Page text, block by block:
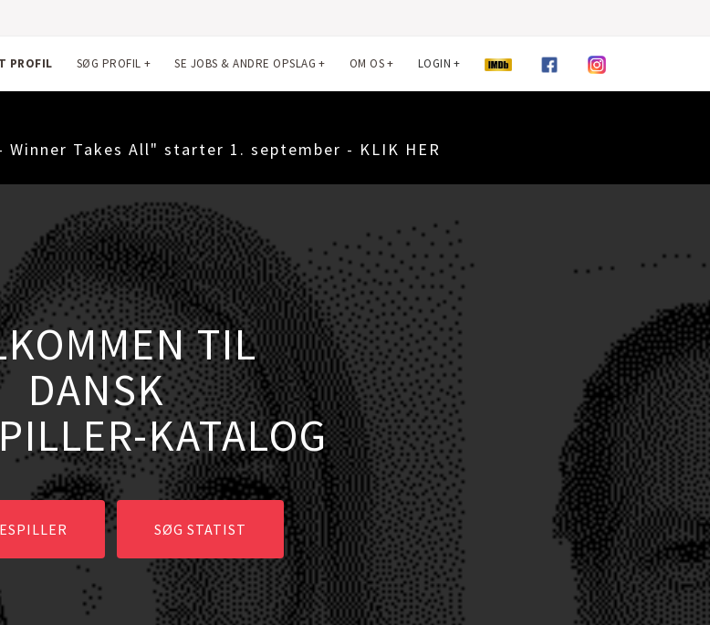
PROFIL SØG PROFIL + SE JOBS & ANDRE OPSLAG + OM OS+ LOGIN +
Takes All" starter 1. september - KLIK HER
DIN EGEN
PROFIL
HER
OPRET GRATIS PROFIL